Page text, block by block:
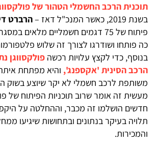
תוכנית הרכב החשמלי הטהור של
בשנת 2019, כאשר המנכ"ל דאז –
הרברט
פיתוח של 75 דגמים חשמליים מלאים
כה פותחו ושודרגו לצורך זה שלוש
בנוסף, כדי לקצץ עלויות רכשה פולקסווגן
הרכב הסינית 'אקספנג', והיא מפתחת
משותפת לרכב חשמלי לא יקר שיוצע בשוק
מעשית זה אומר שרוב תוכניות הפיתוח של
חדשים הושלמו זה מכבר, וההחלטה על
תלויה בעיקר בנתונים ובתחושות שיגיעו
והמכירות.